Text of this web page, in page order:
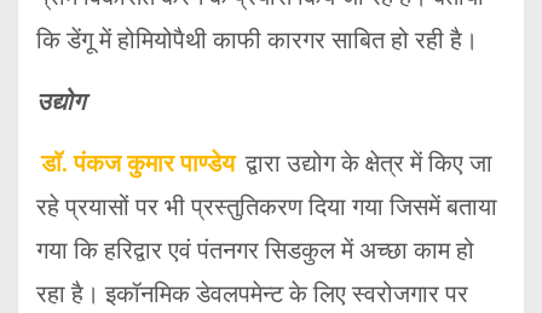
कि डेंगू में होमियोपैथी काफी कारगर साबित हो रही है।
उद्योग
डाॅ. पंकज कुमार पाण्डेय द्वारा उद्योग के क्षेत्र में किए जा
रहे प्रयासों पर भी प्रस्तुतिकरण दिया गया जिसमें बताया
गया कि हरिद्वार एवं पंतनगर सिडकुल में अच्छा काम हो
रहा है। इकॉनमिक डेवलपमेन्ट के लिए स्वरोजगार पर